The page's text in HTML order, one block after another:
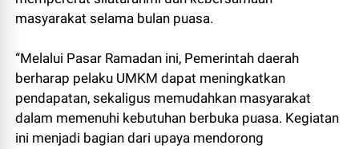
masyarakat selama bulan puasa.
“Melalui Pasar Ramadan ini, Pemerintah daerah
berharap pelaku UMKM dapat meningkatkan
pendapatan, sekaligus memudahkan masyarakat
dalam memenuhi kebutuhan berbuka puasa. Kegiatan
ini menjadi bagian dari upaya mendorong